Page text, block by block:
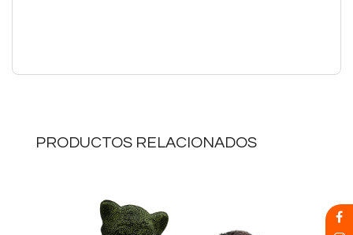
PRODUCTOS RELACIONADOS